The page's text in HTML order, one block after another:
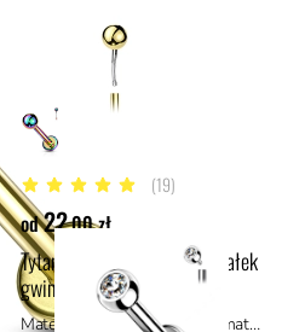
4.8 z 5 gwiazdek (19)
od22,00 zł
Tytanowy labret biały kryształek
gwint wewnętrzny
Materiał: tytan ASTM F136, materiały hipoalergiczne